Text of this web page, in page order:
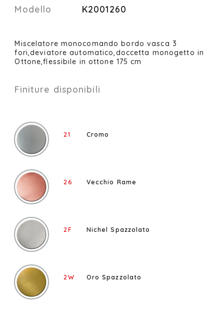
Modello K2001260
Miscelatore monocomando bordo vasca 3
fori,deviatore automatico,doccetta monogetto in
Ottone,flessibile in ottone 175 cm
Finiture disponibili
21 Cromo
26 Vecchio Rame
2F Nichel Spazzolato
2W Oro Spazzolato